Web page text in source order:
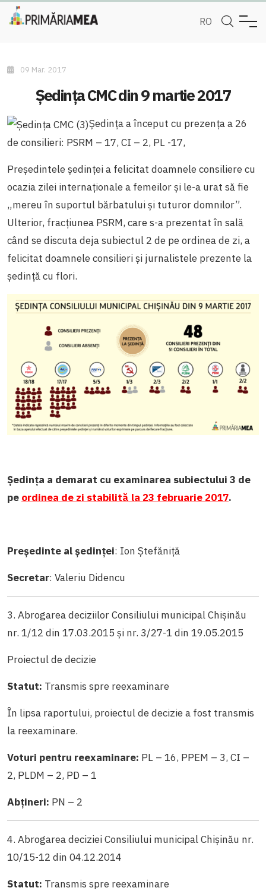
RO
09 Mar. 2017
Ședința CMC din 9 martie 2017
Ședința a început cu prezența a 26
de consilieri: PSRM – 17, CI – 2, PL -17,
Președintele ședinței a felicitat doamnele consiliere cu
ocazia zilei internaționale a femeilor și le-a urat să fie
„mereu în suportul bărbatului și tuturor domnilor”.
Ulterior, fracțiunea PSRM, care s-a prezentat în sală
când se discuta deja subiectul 2 de pe ordinea de zi, a
felicitat doamnele consilieri și jurnalistele prezente la
ședință cu flori.
Ședința a demarat cu examinarea subiectului 3 de
pe ordinea de zi stabilită la 23 februarie 2017.
Președinte al ședinței: Ion Ștefăniță
Secretar: Valeriu Didencu
3. Abrogarea deciziilor Consiliului municipal Chișinău
nr. 1/12 din 17.03.2015 și nr. 3/27-1 din 19.05.2015
Proiectul de decizie
Statut: Transmis spre reexaminare
În lipsa raportului, proiectul de decizie a fost transmis
la reexaminare.
Voturi pentru reexaminare: PL – 16, PPEM – 3, CI –
2, PLDM – 2, PD – 1
Abțineri: PN – 2
4. Abrogarea deciziei Consiliului municipal Chișinău nr.
10/15-12 din 04.12.2014
Statut: Transmis spre reexaminare